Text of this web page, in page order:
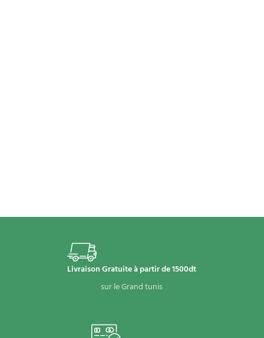
Livraison Gratuite à partir de 1500dt
sur le Grand tunis